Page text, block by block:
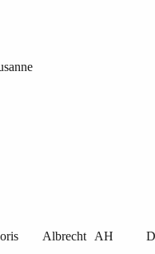
Albrecht AH